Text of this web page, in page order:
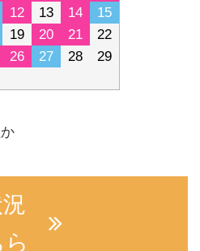
12 13 14
15
19 20 21
22
26 27 28
29